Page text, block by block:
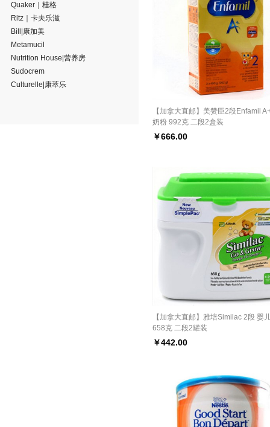
【加拿大直邮】美赞臣2段Enfamil
奶粉 992克 二段2盒装
￥666.00
【加拿大直邮】雅培Similac 2段 婴
658克 二段2罐装
￥442.00
Quaker｜桂格
Ritz｜卡夫乐滋
Bill|康加美
Metamucil
Nutrition House|营养房
Sudocrem
Culturelle|康萃乐